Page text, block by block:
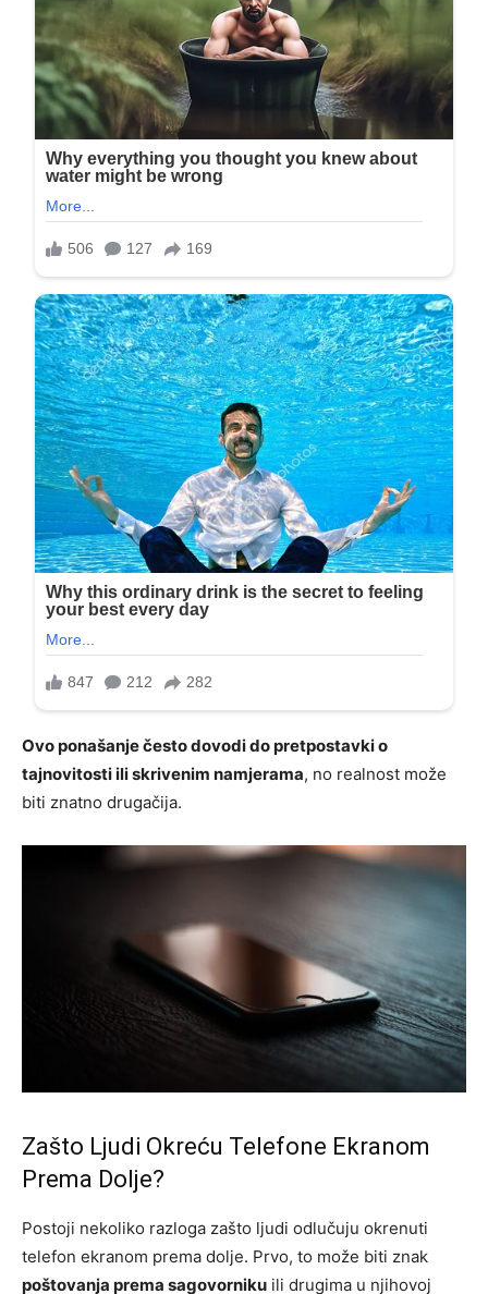
Ovo ponašanje često dovodi do pretpostavki o
tajnovitosti ili skrivenim namjerama, no realnost može
biti znatno drugačija.
Zašto Ljudi Okreću Telefone Ekranom
Prema Dolje?
Postoji nekoliko razloga zašto ljudi odlučuju okrenuti
telefon ekranom prema dolje. Prvo, to može biti znak
poštovanja prema sagovorniku ili drugima u njihovoj